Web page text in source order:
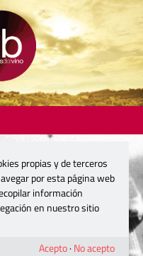
propias y de terceros
por esta página web
información
en nuestro sitio
Acepto· No acepto